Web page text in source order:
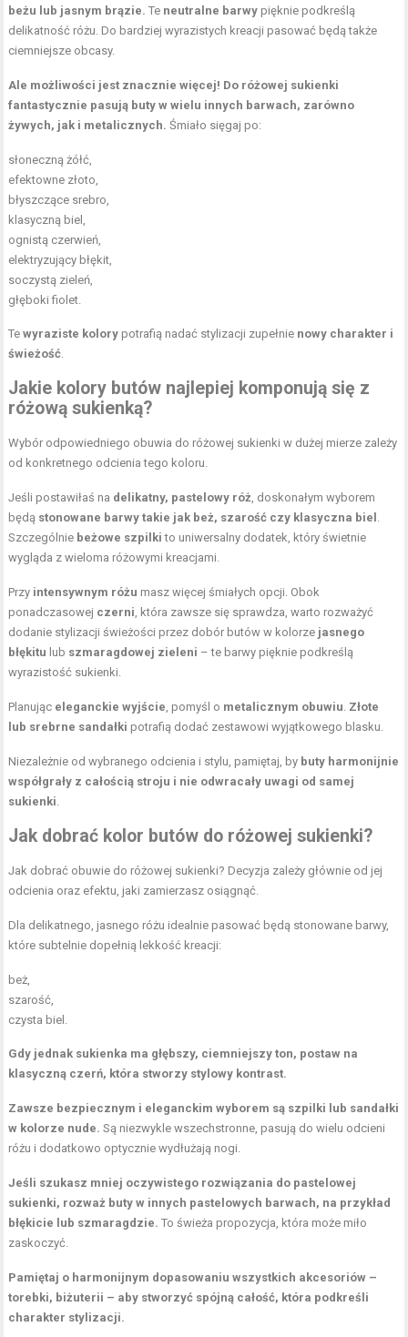
beżu lub jasnym brązie. Te neutralne barwy pięknie podkreślą
delikatność różu. Do bardziej wyrazistych kreacji pasować będą także
ciemniejsze obcasy.
Ale możliwości jest znacznie więcej! Do różowej sukienki
fantastycznie pasują buty w wielu innych barwach, zarówno
żywych, jak i metalicznych. Śmiało sięgaj po:
słoneczną żółć,
efektowne złoto,
błyszczące srebro,
klasyczną biel,
ognistą czerwień,
elektryzujący błękit,
soczystą zieleń,
głęboki fiolet.
Tewyraziste kolory potrafią nadać stylizacji zupełnie nowy charakter i
świeżość
Jakie kolory butów najlepiej komponują się z
różową sukienką?
Wybór odpowiedniego obuwia do różowej sukienki w dużej mierze zależy
od konkretnego odcienia tego koloru.
Jeśli postawiłaś na delikatny, pastelowy róż , doskonałym wyborem
będą stonowane barwy takie jak beż, szarość czy klasyczna biel
Szczególnie beżowe szpilki to uniwersalny dodatek, który świetnie
wygląda z wieloma różowymi kreacjami.
Przy intensywnym różu masz więcej śmiałych opcji. Obok
ponadczasowej czerni , która zawsze się sprawdza, warto rozważyć
dodanie stylizacji świeżości przez dobór butów w kolorze jasnego
błękitu lub szmaragdowej zieleni – te barwy pięknie podkreślą
wyrazistość sukienki.
Planując eleganckie wyjście , pomyśl o metalicznym obuwiu Złote
lub srebrne sandałki potrafią dodać zestawowi wyjątkowego blasku.
Niezależnie od wybranego odcienia i stylu, pamiętaj, by buty harmonijnie
współgrały z całością stroju i nie odwracały uwagi od samej
sukienki
Jak dobrać kolor butów do różowej sukienki?
Jak dobrać obuwie do różowej sukienki? Decyzja zależy głównie od jej
odcienia oraz efektu, jaki zamierzasz osiągnąć.
Dla delikatnego, jasnego różu idealnie pasować będą stonowane barwy,
które subtelnie dopełnią lekkość kreacji:
beż,
szarość,
czysta biel.
Gdy jednak sukienka ma głębszy, ciemniejszy ton, postaw na
klasyczną czerń, która stworzy stylowy kontrast.
Zawsze bezpiecznym i eleganckim wyborem są szpilki lub sandałki
w kolorze nude. Są niezwykle wszechstronne, pasują do wielu odcieni
różu i dodatkowo optycznie wydłużają nogi.
Jeśli szukasz mniej oczywistego rozwiązania do pastelowej
sukienki, rozważ buty w innych pastelowych barwach, na przykład
błękicie lub szmaragdzie. To świeża propozycja, która może miło
zaskoczyć.
Pamiętaj o harmonijnym dopasowaniu wszystkich akcesoriów –
torebki, biżuterii – aby stworzyć spójną całość, która podkreśli
charakter stylizacji.